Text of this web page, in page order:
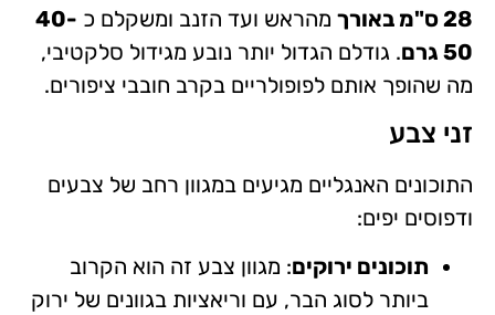
28 ס"מ באורך
מהראש ועד הזנב ומשקלם כ 40-
50 גרם
. גודלם הגדול יותר נובע מגידול סלקטיבי,
מה שהופך אותם לפופולריים בקרב חובבי ציפורים.
זני צבע
התוכונים האנגליים מגיעים במגוון רחב של צבעים
ודפוסים יפים:
תוכונים ירוקים: מגוון צבע זה הוא הקרוב
ביותר לסוג הבר, עם וריאציות בגוונים של ירוק